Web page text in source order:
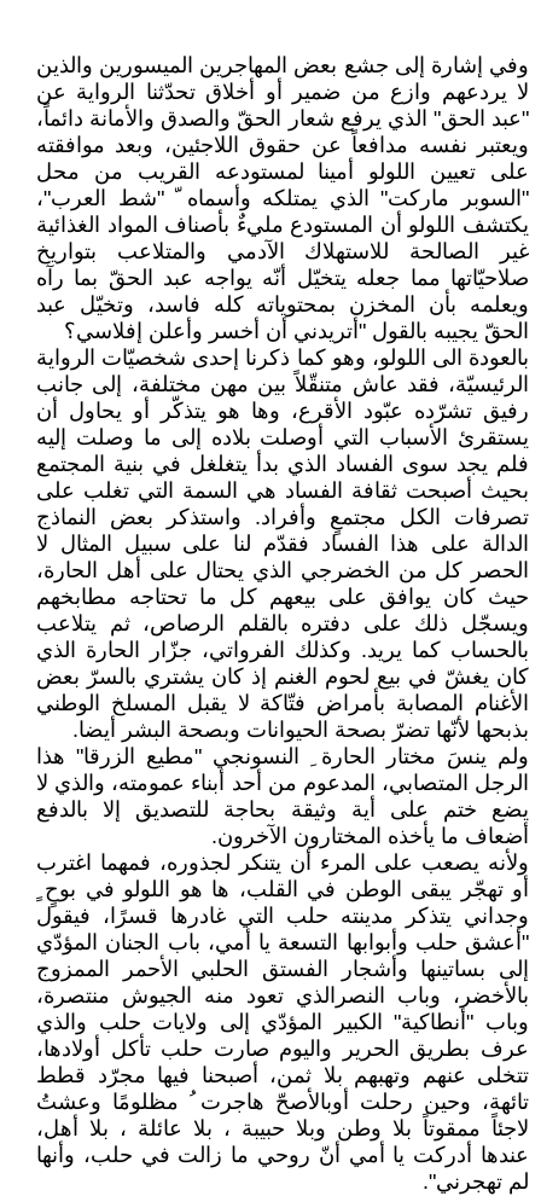
وفي إشارة إلى جشع بعض المهاجرين الميسورين والذين
لا يردعهم وازع من ضمير أو أخلاق تحدّثنا الرواية عن
"عبد الحق" الذي يرفع شعار الحقّ والصدق والأمانة دائماً،
ويعتبر نفسه مدافعاً عن حقوق اللاجئين، وبعد موافقته
على تعيين اللولو أمينا لمستودعه القريب من محل
"السوبر ماركت" الذي يمتلكه وأسماه ّ "شط العرب"،
يكتشف اللولو أن المستودع مليءٌ بأصناف المواد الغذائية
غير الصالحة للاستهلاك الآدمي والمتلاعب بتواريخ
صلاحيّاتها مما جعله يتخيّل أنّه يواجه عبد الحقّ بما رآه
ويعلمه بأن المخزن بمحتوياته كله فاسد، وتخيّل عبد
الحقّ يجيبه بالقول "أتريدني أن أخسر وأعلن إفلاسي؟
بالعودة الى اللولو، وهو كما ذكرنا إحدى شخصيّات الرواية
الرئيسيّة، فقد عاش متنقّلاً بين مهن مختلفة، إلى جانب
رفيق تشرّده عبّود الأقرع، وها هو يتذكّر أو يحاول أن
يستقرئ الأسباب التي أوصلت بلاده إلى ما وصلت إليه
فلم يجد سوى الفساد الذي بدأ يتغلغل في بنية المجتمع
بحيث أصبحت ثقافة الفساد هي السمة التي تغلب على
تصرفات الكل مجتمعٍ وأفراد. واستذكر بعض النماذج
الدالة على هذا الفساد فقدّم لنا على سبيل المثال لا
الحصر كل من الخضرجي الذي يحتال على أهل الحارة،
حيث كان يوافق على بيعهم كل ما تحتاجه مطابخهم
ويسجّل ذلك على دفتره بالقلم الرصاص، ثم يتلاعب
بالحساب كما يريد. وكذلك الفرواتي، جزّار الحارة الذي
كان يغشّ في بيع لحوم الغنم إذ كان يشتري بالسرّ بعض
الأغنام المصابة بأمراض فتّاكة لا يقبل المسلخ الوطني
بذبحها لأنّها تضرّ بصحة الحيوانات وبصحة البشر أيضا.
ولم ينسَ مختار الحارة ِ النسونجي "مطيع الزرقا" هذا
الرجل المتصابي، المدعوم من أحد أبناء عمومته، والذي لا
يضع ختم على أية وثيقة بحاجة للتصديق إلا بالدفع
أضعاف ما يأخذه المختارون الآخرون.
ولأنه يصعب على المرء أن يتنكر لجذوره، فمهما اغترب
أو تهجّر يبقى الوطن في القلب، ها هو اللولو في بوحٍ ٍ
وجداني يتذكر مدينته حلب التي غادرها قسرًا، فيقول
"أعشق حلب وأبوابها التسعة يا أمي، باب الجنان المؤدّي
إلى بساتينها وأشجار الفستق الحلبي الأحمر الممزوج
بالأخضر، وباب النصرالذي تعود منه الجيوش منتصرة،
وباب "أنطاكية" الكبير المؤدّي إلى ولايات حلب والذي
عرف بطريق الحرير واليوم صارت حلب تأكل أولادها،
تتخلى عنهم وتهبهم بلا ثمن، أصبحنا فيها مجرّد قطط
تائهة، وحين رحلت أوبالأصحّ هاجرت ُ مظلومًا وعشتُ
لاجئاً ممقوتاً بلا وطن وبلا حبيبة ، بلا عائلة ، بلا أهل،
عندها أدركت يا أمي أنّ روحي ما زالت في حلب، وأنها
لم تهجرني".